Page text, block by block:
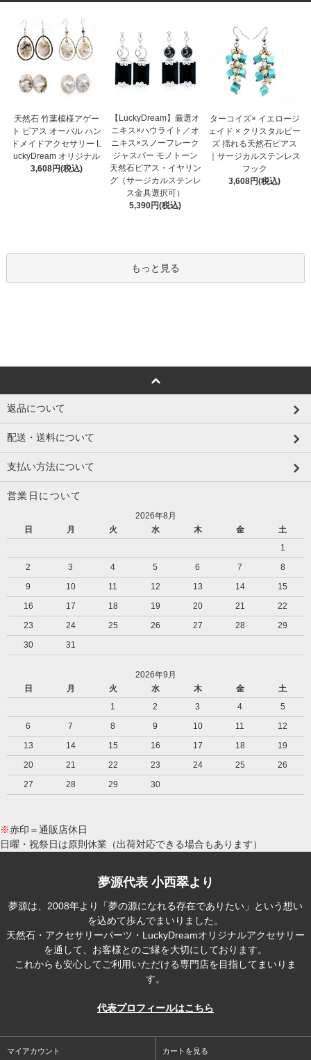
天然石 竹葉模様アゲー
ト ピアス オーバル ハン
ドメイドアクセサリー L
uckyDream オリジナル
3,608円(税込)
【LuckyDream】厳選オ
ニキス×ハウライト／オ
ニキス×スノーフレーク
ジャスパー モノトーン
天然石ピアス・イヤリン
グ（サージカルステンレ
ス金具選択可）
5,390円(税込)
ターコイズ× イエロージ
ェイド × クリスタルビー
ズ 揺れる天然石ピアス
｜サージカルステンレス
フック
3,608円(税込)
もっと見る
返品について
配送・送料について
支払い方法について
営業日について
2026年8月
日
月 火 水 木 金
土
1
2
3 4 5 6 7
8
9
10 11 12 13 14
15
16
17 18 19 20 21
22
23
24 25 26 27 28
29
30
31
2026年9月
日
月 火 水 木 金
土
1
2 3 4
5
6
7 8 9 10 11
12
13
14 15 16 17 18
19
20
21 22 23 24 25
26
27
28 29 30
※赤印＝通販店休日
日曜・祝祭日は原則休業（出荷対応できる場合もあります）
夢源代表 小西翠より
夢源は、2008年より「夢の源になれる存在でありたい」という想い
を込めて歩んでまいりました。
天然石・アクセサリーパーツ・LuckyDreamオリジナルアクセサリー
を通して、お客様とのご縁を大切にしております。
これからも安心してご利用いただける専門店を目指してまいりま
す。
代表プロフィールはこちら
マイアカウント カートを見る